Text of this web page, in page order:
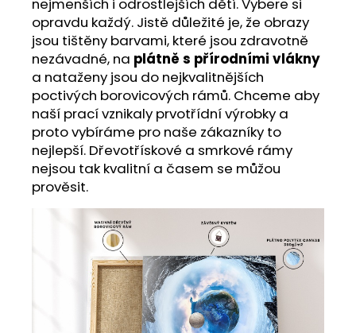
opravdu každý. Jistě důležité je, že obrazy
jsou tištěny barvami, které jsou zdravotně
nezávadné, na plátně s přírodními vlákny
a nataženy jsou do nejkvalitnějších
poctivých borovicových rámů. Chceme aby
naší prací vznikaly prvotřídní výrobky a
proto vybíráme pro naše zákazníky to
nejlepší. Dřevotřískové a smrkové rámy
nejsou tak kvalitní a časem se můžou
prověsit.